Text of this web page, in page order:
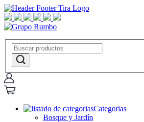
Categorias
Bosque y Jardín